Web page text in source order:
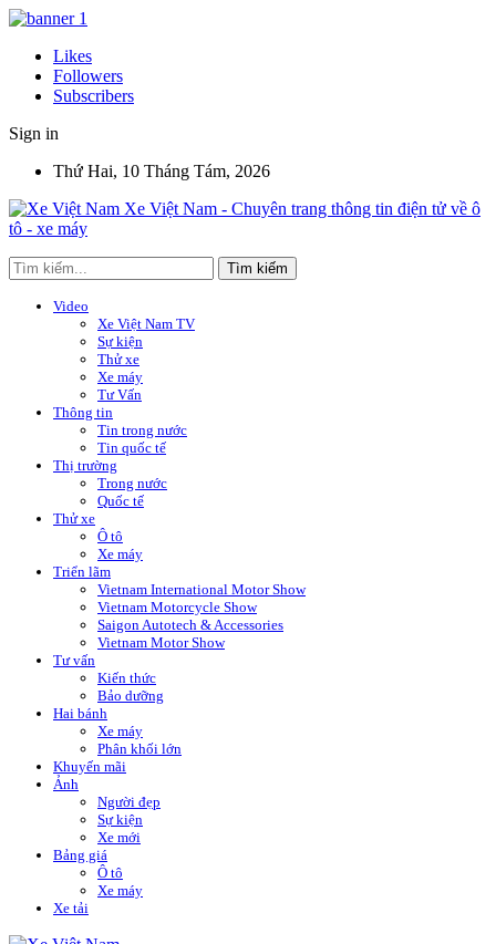
Likes
Followers
Subscribers
Sign in
Thứ Hai, 10 Tháng Tám, 2026
Xe Việt Nam - Chuyên trang thông tin điện tử về ô
tô - xe máy
Video
Xe Việt Nam TV
Sự kiện
Thử xe
Xe máy
Tư Vấn
Thông tin
Tin trong nước
Tin quốc tế
Thị trường
Trong nước
Quốc tế
Thử xe
Ô tô
Xe máy
Triển lãm
Vietnam International Motor Show
Vietnam Motorcycle Show
Saigon Autotech & Accessories
Vietnam Motor Show
Tư vấn
Kiến thức
Bảo dưỡng
Hai bánh
Xe máy
Phân khối lớn
Khuyến mãi
Ảnh
Người đẹp
Sự kiện
Xe mới
Bảng giá
Ô tô
Xe máy
Xe tải